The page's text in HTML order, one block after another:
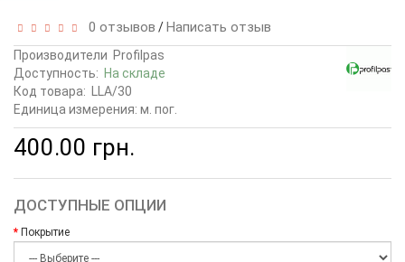
0 отзывов /Написать отзыв
Производители Profilpas
Доступность: На складе
Код товара:
LLA/30
Единица измерения: м. пог.
400.00 грн.
ДОСТУПНЫЕ ОПЦИИ
Покрытие